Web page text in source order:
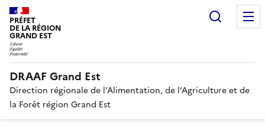
PRÉFET
DE LA RÉGION
GRAND EST
DRAAF Grand Est
Direction régionale de l’Alimentation, de l’Agriculture et de
la Forêt région Grand Est